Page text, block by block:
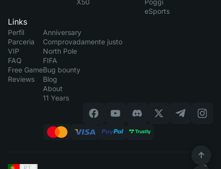
X50
Poggi
eSports
Links
Perfil
Parceria
VIP
FAQ
Free Game
Reviews
Anniversary
Comprovadamente justo
North Pole
FIFA
Bug bounty
Blog
About
11 Years